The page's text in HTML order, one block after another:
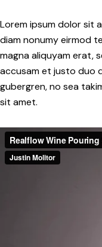
Lorem ipsum dolor sit
diam nonumy eirmod
magna aliquyam erat,
accusam et justo duo
gubergren, no sea
sit amet.